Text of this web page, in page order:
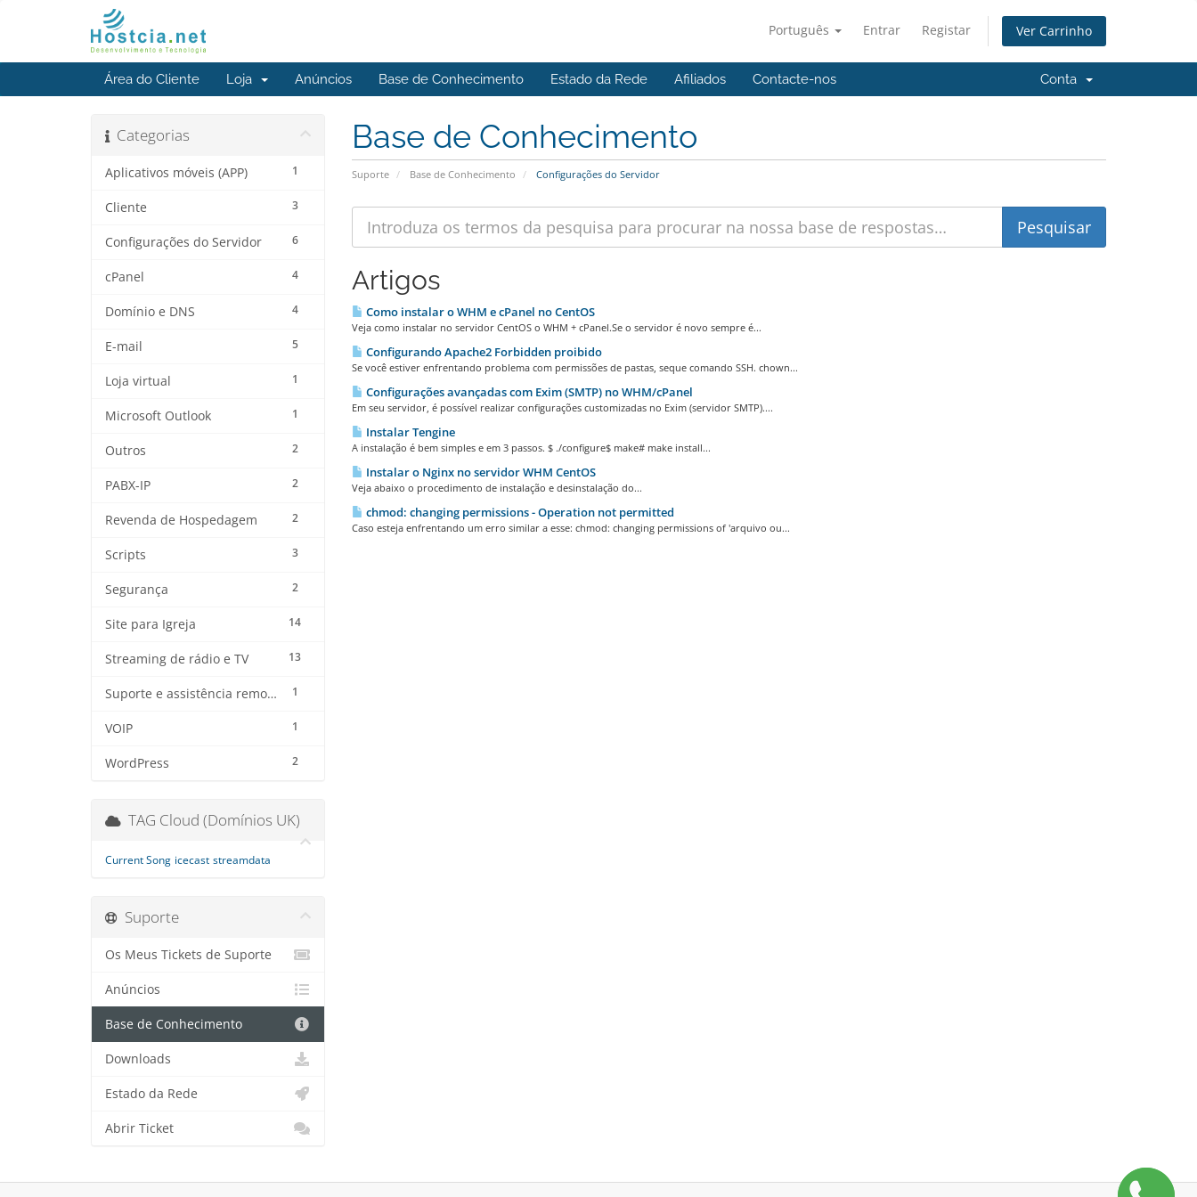
Português Entrar Registar Ver Carrinho
Área do Cliente Loja Anúncios Base de Conhecimento Estado da Rede Afiliados Contacte-nos Conta
Base de Conhecimento
Suporte Base de Conhecimento Configurações do Servidor
Categorias
1
Aplicativos móveis (APP)
3
Cliente
6
Configurações do Servidor
4
cPanel
4
Domínio e DNS
5
E-mail
1
Loja virtual
1
Microsoft Outlook
2
Outros
2
PABX-IP
2
Revenda de Hospedagem
3
Scripts
2
Segurança
14
Site para Igreja
13
Streaming de rádio e TV
1
Suporte e assistência remota
1
VOIP
2
WordPress
Artigos
Como instalar o WHM e cPanel no CentOS
Veja como instalar no servidor CentOS o WHM + cPanel.Se o servidor é novo sempre é...
Configurando Apache2 Forbidden proibido
Se você estiver enfrentando problema com permissões de pastas, seque comando SSH. chown...
Configurações avançadas com Exim (SMTP) no WHM/cPanel
Em seu servidor, é possível realizar configurações customizadas no Exim (servidor SMTP)....
Instalar Tengine
A instalação é bem simples e em 3 passos. $ ./configure$ make# make install...
Instalar o Nginx no servidor WHM CentOS
Veja abaixo o procedimento de instalação e desinstalação do...
chmod: changing permissions - Operation not permitted
Caso esteja enfrentando um erro similar a esse: chmod: changing permissions of 'arquivo ou...
TAG Cloud (Domínios UK)
Current Song icecast streamdata
Suporte
Os Meus Tickets de Suporte
Anúncios
Base de Conhecimento
Downloads
Estado da Rede
Abrir Ticket